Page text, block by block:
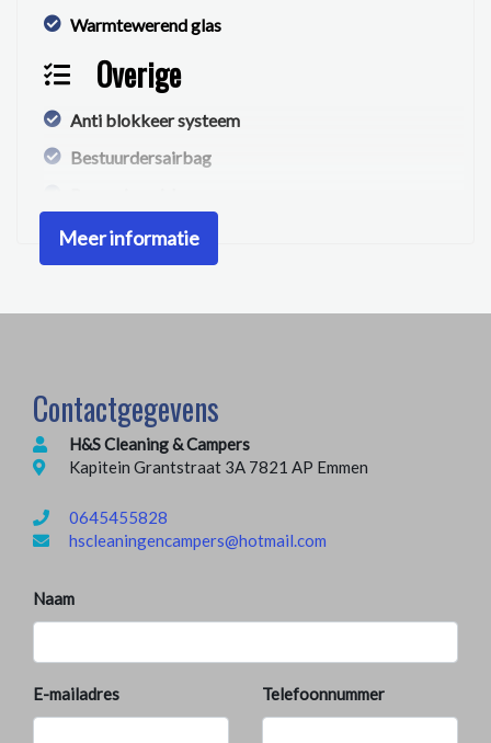
Warmtewerend glas
Overige
Anti blokkeer systeem
Bestuurdersairbag
Meer informatie
Contactgegevens
H&S Cleaning & Campers
Kapitein Grantstraat 3A 7821 AP Emmen
0645455828
hscleaningencampers@hotmail.com
Naam
E-mailadres Telefoonnummer